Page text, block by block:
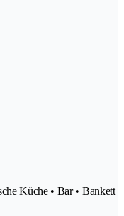
Küche • Bar • Bankett